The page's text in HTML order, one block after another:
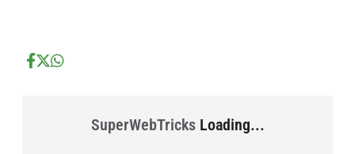
SuperWebTricksLoading...